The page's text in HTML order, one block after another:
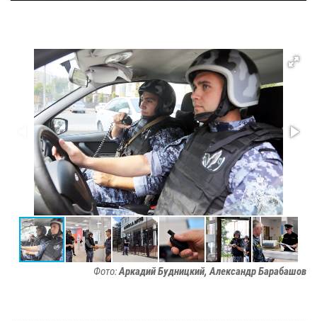
Фото:Аркадий Будницкий, Александр Барабашов